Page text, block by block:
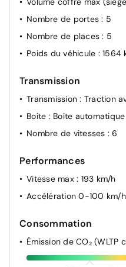
Nombre de portes: 5
Nombre de places: 5
Poids du véhicule : 1564
Transmission
Transmission: Traction
Boite : Boîte
Nombre de vitesses : 6
Performances
Vitesse max : 193 km/h
Accélération 0-100 km/h
Consommation
Émission de CO₂ (WLTP